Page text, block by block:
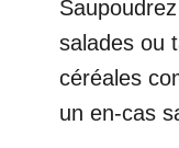
salades ou
céréales
un en-cas